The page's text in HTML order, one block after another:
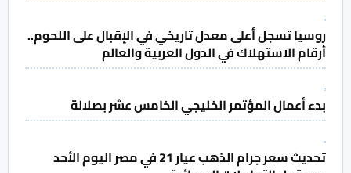
روسيا تسجل أعلى معدل تاريخي في الإقبال على اللحوم..
أرقام الاستهلاك في الدول العربية والعالم
بدء أعمال المؤتمر الخليجي الخامس عشر بصلالة
تحديث سعر جرام الذهب عيار 21 في مصر اليوم الأحد